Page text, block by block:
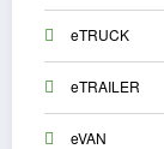
eTRUCK
eTRAILER
eVAN